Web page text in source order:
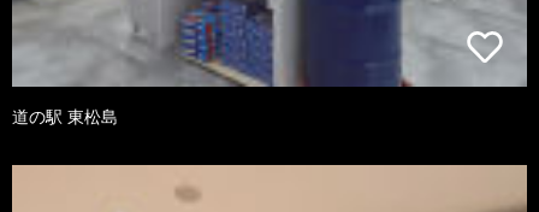
道の駅 東松島